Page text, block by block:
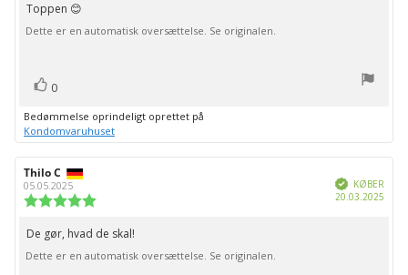
5
Tekst
til
Toppen 😊
Dette er en automatisk oversættelse. Se originalen.
Stem
op
0
Bedømmelse oprindeligt oprettet på
Kondomvaruhuset
Forfatter
af
bedømmelsen:
Thilo C
05.05.2025
ud
af
5
Verificeret
KØBER
20.03.2025
Tekst
til
De gør, hvad de skal!
Dette er en automatisk oversættelse. Se originalen.